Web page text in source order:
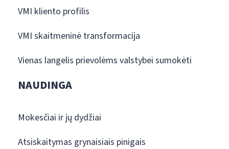
VMI kliento profilis
VMI skaitmeninė transformacija
Vienas langelis prievolėms valstybei sumokėti
NAUDINGA
Mokesčiai ir jų dydžiai
Atsiskaitymas grynaisiais pinigais